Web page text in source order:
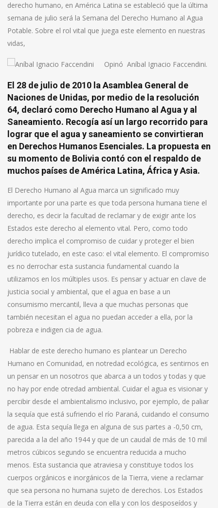
derecho humano, en América Latina se estableció que la última
semana de julio será la Semana del Derecho Humano al Agua
Potable. Sobre el rol vital que juega este elemento en nuestras
vidas,
Opinó Aníbal Ignacio Faccendini.
El 28 de julio de 2010 la Asamblea General de
Naciones de Unidas, por medio de la resolución
64, declaró como Derecho Humano al Agua y al
Saneamiento. Recogía así un largo recorrido para
lograr que el agua y saneamiento se convirtieran
en Derechos Humanos Esenciales. La propuesta en
su momento de Bolivia contó con el respaldo de
muchos países de América Latina, África y Asia.
El Derecho Humano al Agua marca un significado muy
importante por una parte es que toda persona humana tiene el
derecho, es decir la facultad de reclamar y de exigir ante los
Estados este derecho al elemento vital. Pero, como todo
derecho implica el compromiso de cuidar y proteger el bien
jurídico tutelado, en este caso: el vital elemento. El compromiso
es no derrochar esta sustancia fundamental cuando la
utilizamos en los múltiples usos. Es pensar y actuar en clave de
justicia social y ambiental, que el agua en base a un
consumismo mercantil, lleva a que muchas personas que
también necesitan el agua no puedan acceder a ella, por la
pobreza e indigen cia de agua.
Hablar de este derecho humano es plantear un Derecho
Humano en Comunidad, en notredad ecológica, es sentirnos en
un pensar en un nosotros que abarca a un todos y todas y que
no hay por ende otredad ambiental. Cuidar el agua es visionar y
percibir desde el ambientalismo inclusivo, por ejemplo, de paliar
la sequía que está sufriendo el río Paraná, cuidando el consumo
de agua. Esta sequía llega en alguna de sus partes a -0,50 cm,
parecida a la del año 1944 y que de un caudal de más de 10 mil
metros cúbicos segundo se encuentra reducida a mucho
menos. Esta sustancia que atraviesa y constituye todos los
cuerpos orgánicos e inorgánicos de la Tierra, viene a reclamar
que sea persona no humana sujeto de derechos. Los Estados
de la Tierra están en deuda con ella y con los desposeídos y